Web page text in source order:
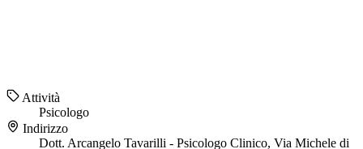
Attività
Psicologo
Indirizzo
Dott. Arcangelo Tavarilli - Psicologo Clinico, Via Michele di